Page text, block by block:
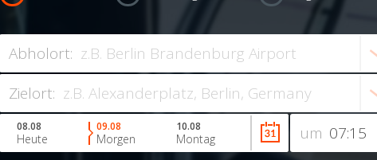
Abholort:
Zielort:
um
08.08
Heute
09.08
Morgen
10.08
Montag